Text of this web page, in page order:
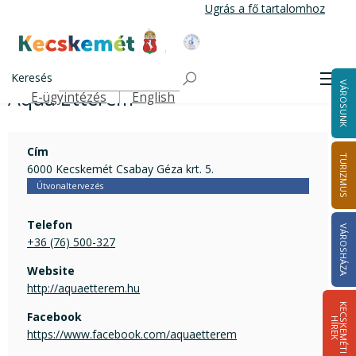
tartalomra
Ugrás a fő tartalomhoz
Kecskemét Város Honlapja
Keresés
Felső navigáció
E-ügyintézés English VÁROSUNK
TURIZMUS
VÁROSHÁZA
K
E
C
S
K
E
M
É
T
I
HÍ
R
E
K
Aqua Étterem
Cím
6000 Kecskemét Csabay Géza krt. 5.
Útvonaltervezés
Telefon
+36 (76) 500-327
Website
http://aquaetterem.hu
Facebook
https://www.facebook.com/aquaetterem